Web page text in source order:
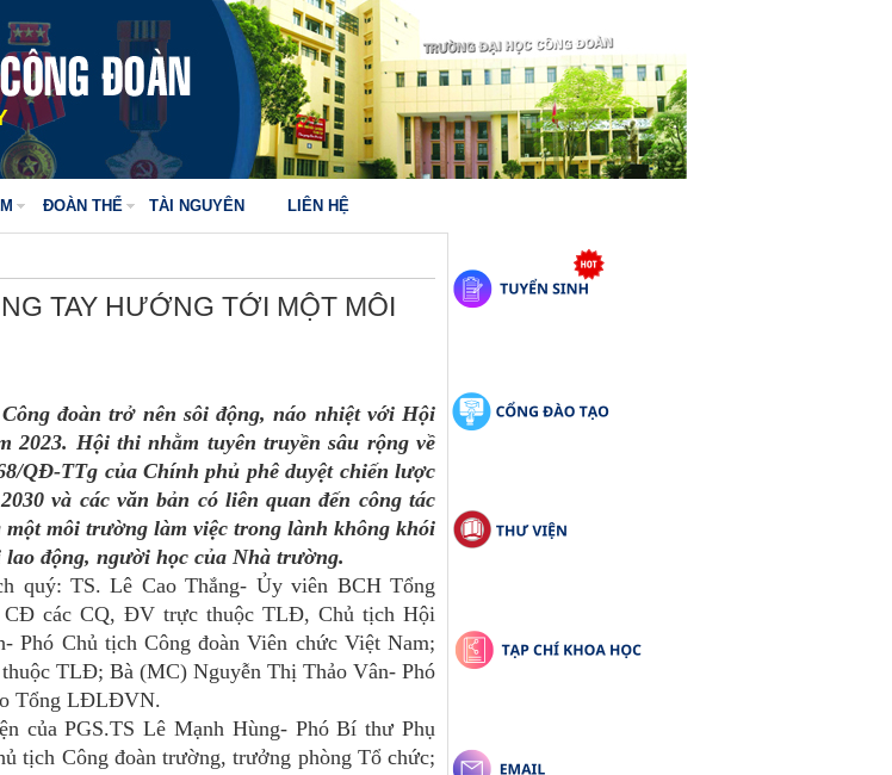
ĐOÀN THỂ TÀI NGUYÊN LIÊN HỆ
TAY HƯỚNG TỚI MỘT MÔI
đoàn trở nên sôi động, náo nhiệt với Hội
2023. Hội thi nhằm tuyên truyền sâu rộng về
QĐ-TTg của Chính phủ phê duyệt chiến lược
và các văn bản có liên quan đến công tác
môi trường làm việc trong lành không khói
lao động, người học của Nhà trường.
quý: TS. Lê Cao Thắng- Ủy viên BCH Tổng
các CQ, ĐV trực thuộc TLĐ, Chủ tịch Hội
Phó Chủ tịch Công đoàn Viên chức Việt Nam;
TLĐ; Bà (MC) Nguyễn Thị Thảo Vân- Phó
Tổng LĐLĐVN.
của PGS.TS Lê Mạnh Hùng- Phó Bí thư Phụ
tịch Công đoàn trường, trưởng phòng Tổ chức;